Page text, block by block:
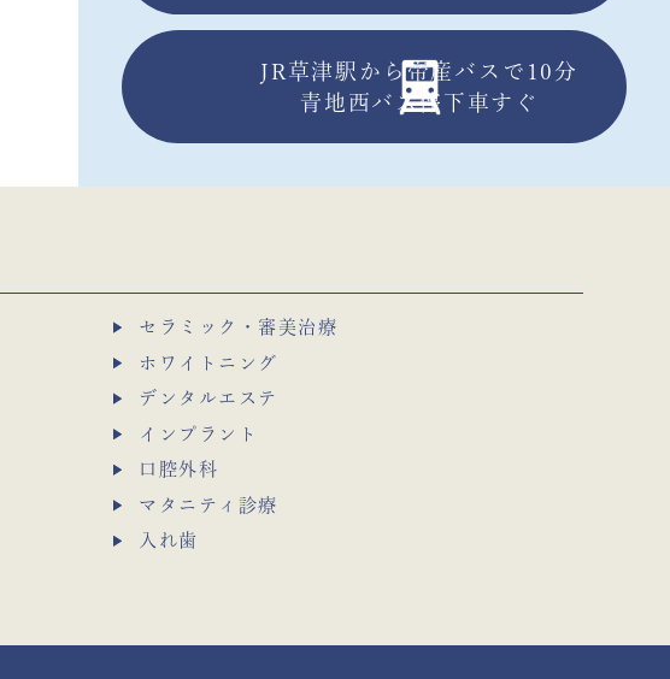
JR草津駅から帝産バスで10分
青地西バス停下車すぐ
セラミック・審美治療
ホワイトニング
デンタルエステ
インプラント
口腔外科
マタニティ診療
入れ歯